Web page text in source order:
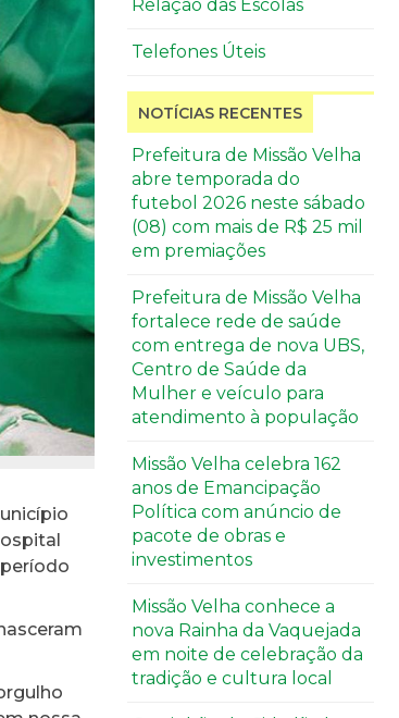
Relação das Escolas
Telefones Úteis
NOTÍCIAS RECENTES
Prefeitura de Missão Velha
abre temporada do
futebol 2026 neste sábado
(08) com mais de R$ 25 mil
em premiações
Prefeitura de Missão Velha
fortalece rede de saúde
com entrega de nova UBS,
Centro de Saúde da
Mulher e veículo para
atendimento à população
Missão Velha celebra 162
anos de Emancipação
Política com anúncio de
pacote de obras e
investimentos
Missão Velha conhece a
nova Rainha da Vaquejada
em noite de celebração da
tradição e cultura local